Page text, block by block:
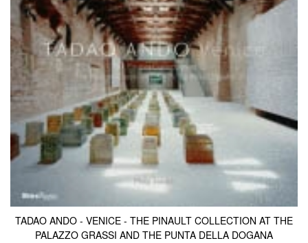
TADAO ANDO - VENICE - THE PINAULT COLLECTION AT THE
PALAZZO GRASSI AND THE PUNTA DELLA DOGANA